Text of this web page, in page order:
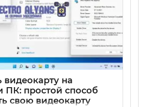
видеокарту на
ПК: простой способ
свою видеокарту